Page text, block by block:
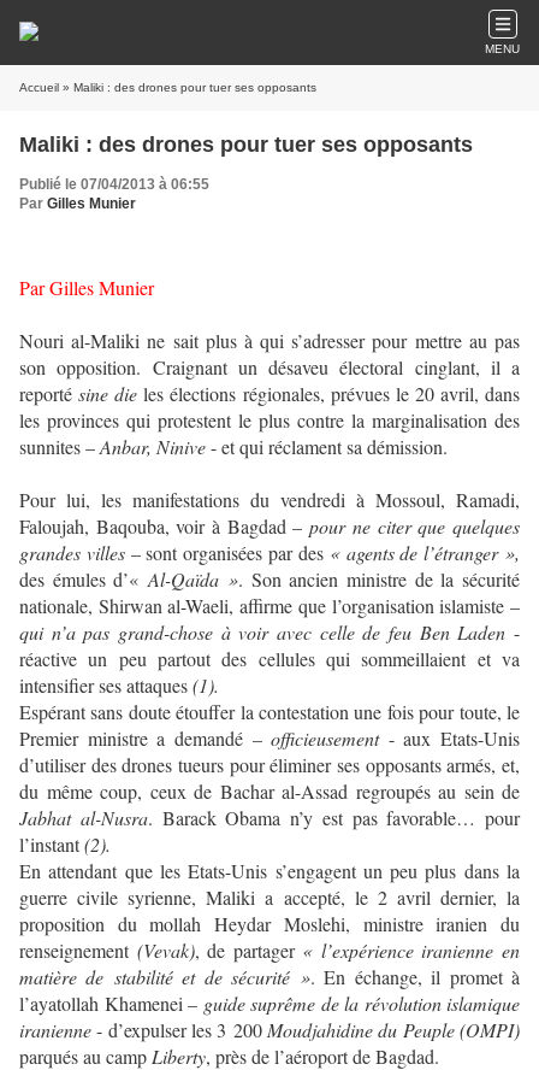
MENU
Accueil » Maliki : des drones pour tuer ses opposants
Maliki : des drones pour tuer ses opposants
Publié le 07/04/2013 à 06:55
Par Gilles Munier
Par Gilles Munier
Nouri al-Maliki ne sait plus à qui s’adresser pour mettre au pas
son opposition. Craignant un désaveu électoral cinglant, il a
reportésine die les élections régionales, prévues le 20 avril, dans
les provinces qui protestent le plus contre la marginalisation des
sunnites –Anbar, Ninive- et qui réclament sa démission.
Pour lui, les manifestations du vendredi à Mossoul, Ramadi,
Faloujah, Baqouba, voir à Bagdad –pour ne citer que quelques
grandes villes– sont organisées par des « agents de l’étranger »,
des émules d’«Al-Qaïda ». Son ancien ministre de la sécurité
nationale, Shirwan al-Waeli, affirme que l’organisation islamiste –
qui n’a pas grand-chose à voir avec celle de feu Ben Laden -
réactive un peu partout des cellules qui sommeillaient et va
intensifier ses attaques(1).
Espérant sans doute étouffer la contestation une fois pour toute, le
Premier ministre a demandé –officieusement- aux Etats-Unis
d’utiliser des drones tueurs pour éliminer ses opposants armés, et,
du même coup, ceux de Bachar al-Assad regroupés au sein de
Jabhat al-Nusra. Barack Obama n’y est pas favorable… pour
l’instant(2).
En attendant que les Etats-Unis s’engagent un peu plus dans la
guerre civile syrienne, Maliki a accepté, le 2 avril dernier, la
proposition du mollah Heydar Moslehi, ministre iranien du
renseignement (Vevak), de partager « l’expérience iranienne en
matière de stabilité et de sécurité ». En échange, il promet à
l’ayatollah Khamenei – guide suprême de la révolution islamique
iranienne- d’expulser les 3 200 Moudjahidine du Peuple (OMPI)
parqués au camp Liberty, près de l’aéroport de Bagdad.